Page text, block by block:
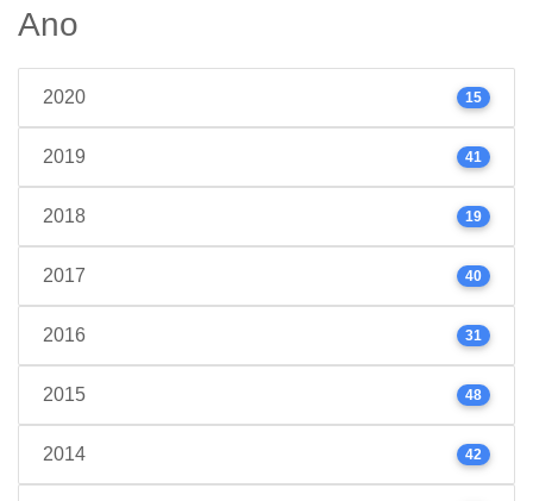
Ano
2020 15
2019 41
2018 19
2017 40
2016 31
2015 48
2014 42